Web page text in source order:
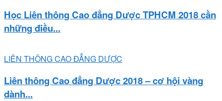
Học Liên thông Cao đẳng Dược TPHCM 2018 cần
những điều...
LIÊN THÔNG CAO ĐẲNG DƯỢC
Liên thông Cao đẳng Dược 2018 – cơ hội vàng
dành...